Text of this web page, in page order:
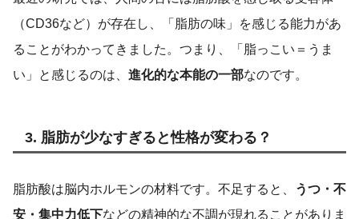
（CD36など）が存在し、「脂肪の味」を感じる能力があ
ることがわかってきました。つまり、「脂っこい＝うま
い」と感じるのは、 進化的な本能の一部なのです。
3. 脂肪が少なすぎると性格が変わる？
脂肪酸は脳内ホルモンの材料です。不足すると、
うつ・不
安・集中力低下などの精神的な不調が現れることがありま